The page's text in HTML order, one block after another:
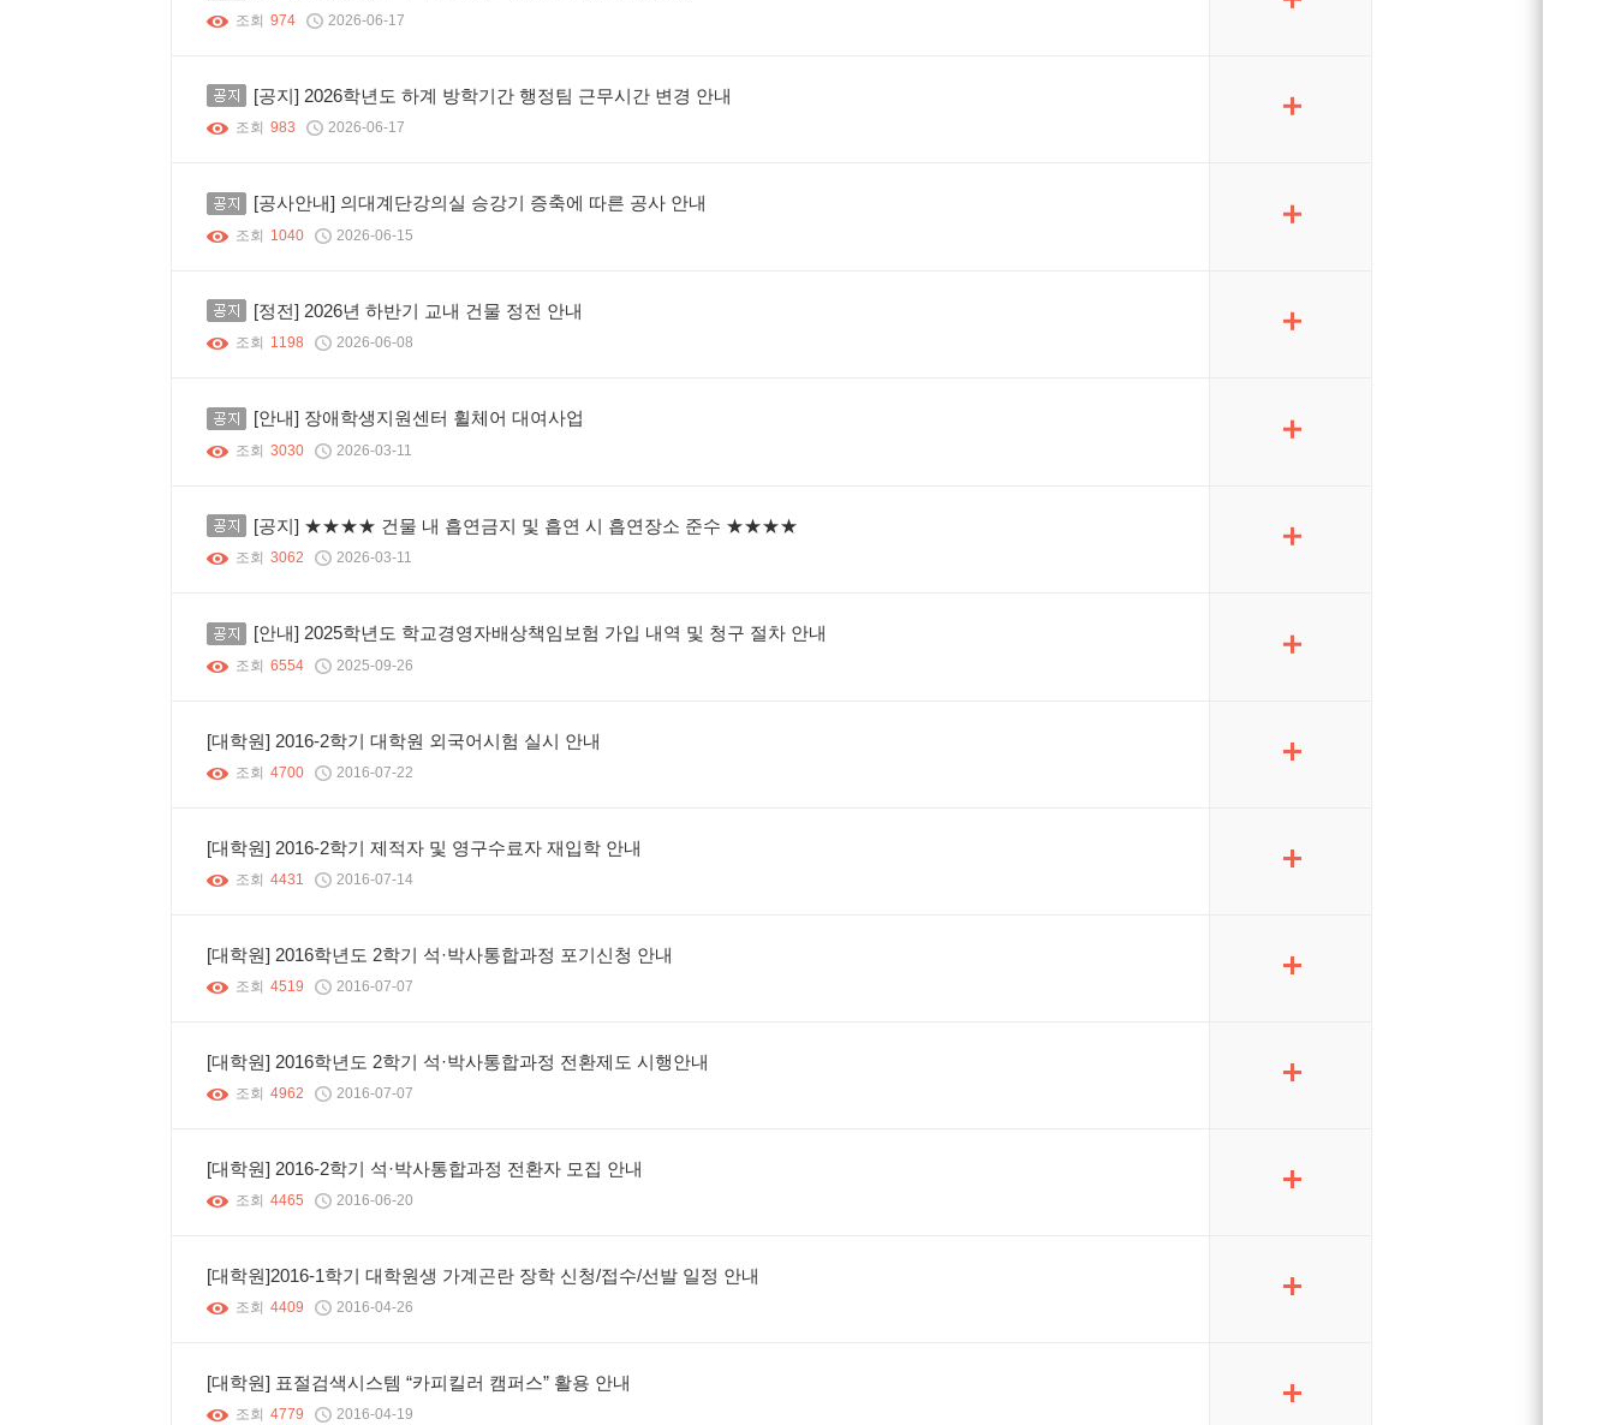
조회 974 2026-06-17
공지 [공지] 2026학년도 하계 방학기간 행정팀 근무시간 변경 안내
조회 983 2026-06-17
공지 [공사안내] 의대계단강의실 승강기 증축에 따른 공사 안내
조회 1040 2026-06-15
공지 [정전] 2026년 하반기 교내 건물 정전 안내
조회 1198 2026-06-08
공지 [안내] 장애학생지원센터 휠체어 대여사업
조회 3030 2026-03-11
공지 [공지] ★★★★ 건물 내 흡연금지 및 흡연 시 흡연장소 준수 ★★★★
조회 3062 2026-03-11
공지 [안내] 2025학년도 학교경영자배상책임보험 가입 내역 및 청구 절차 안내
조회 6554 2025-09-26
[대학원] 2016-2학기 대학원 외국어시험 실시 안내
조회 4700 2016-07-22
[대학원] 2016-2학기 제적자 및 영구수료자 재입학 안내
조회 4431 2016-07-14
[대학원] 2016학년도 2학기 석·박사통합과정 포기신청 안내
조회 4519 2016-07-07
[대학원] 2016학년도 2학기 석·박사통합과정 전환제도 시행안내
조회 4962 2016-07-07
[대학원] 2016-2학기 석·박사통합과정 전환자 모집 안내
조회 4465 2016-06-20
[대학원]2016-1학기 대학원생 가계곤란 장학 신청/접수/선발 일정 안내
조회 4409 2016-04-26
[대학원] 표절검색시스템 “카피킬러 캠퍼스” 활용 안내
조회 4779 2016-04-19